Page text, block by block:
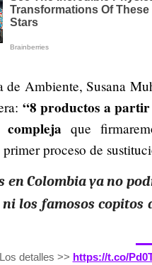
de Ambiente, Susana
“8 productos a
complejaque
proceso de
en Colombia ya no
los famosos
Los detalles >> https://t.co/